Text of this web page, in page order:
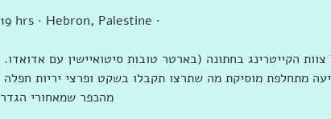
19 hrs · Hebron, Palestine ·
הקייטרינג בחתונה (בארטר טובות סיטואיישין עם אדואדו.
מתחלפת מוסיקת מה שתרצו תקבלו בשקט ופרצי יריות חפלה
מהכפר שמאחורי הגדר